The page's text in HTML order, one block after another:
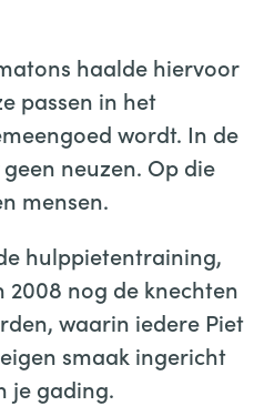
haalde hiervoor
passen in het
wordt. In de
neuzen. Op die
mensen.
hulppietentraining,
nog de knechten
waarin iedere Piet
smaak ingericht
je gading.